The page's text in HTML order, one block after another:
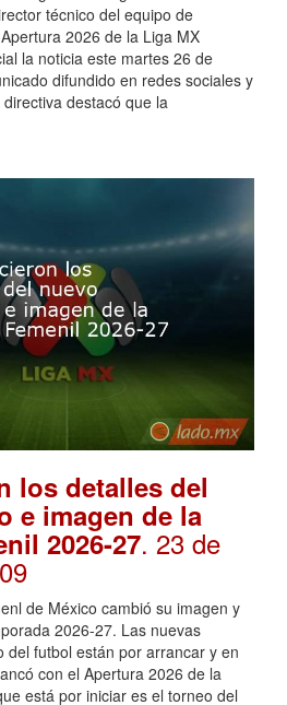
técnico del equipo de
2026 de la Liga MX
la noticia este martes 26 de
difundido en redes sociales y
destacó que la
los detalles del
e imagen de la
2026-27. 23 de
de México cambió su imagen y
2026-27. Las nuevas
del futbol están por arrancar y en
con el Apertura 2026 de la
está por iniciar es el torneo del